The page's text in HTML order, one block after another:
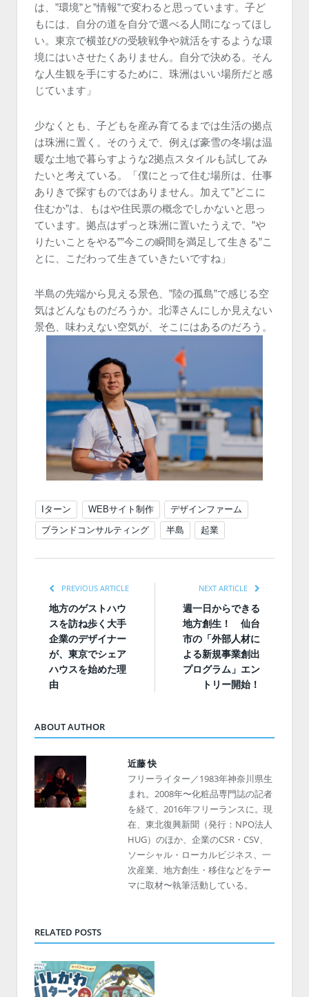
は、”環境”と”情報”で変わると思っています。子ど
もには、自分の道を自分で選べる人間になってほし
い。東京で横並びの受験戦争や就活をするような環
境にはいさせたくありません。自分で決める。そん
な人生観を手にするために、珠洲はいい場所だと感
じています」
少なくとも、子どもを産み育てるまでは生活の拠点
は珠洲に置く。そのうえで、例えば豪雪の冬場は温
暖な土地で暮らすような2拠点スタイルも試してみ
たいと考えている。「僕にとって住む場所は、仕事
ありきで探すものではありません。加えて”どこに
住むか”は、もはや住民票の概念でしかないと思っ
ています。拠点はずっと珠洲に置いたうえで、”や
りたいことをやる””今この瞬間を満足して生きる”こ
とに、こだわって生きていきたいですね」
半島の先端から見える景色、”陸の孤島”で感じる空
気はどんなものだろうか。北澤さんにしか見えない
景色、味わえない空気が、そこにはあるのだろう。
Iターン WEBサイト制作
デザインファーム
ブランドコンサルティング
半島 起業
PREVIOUS ARTICLE
地方のゲストハウ
スを訪ね歩く大手
企業のデザイナー
が、東京でシェア
ハウスを始めた理
由
NEXT ARTICLE
週一日からできる
地方創生！ 仙台
市の「外部人材に
よる新規事業創出
プログラム」エン
トリー開始！
ABOUT AUTHOR
近藤 快
フリーライター／1983年神奈川県生
まれ。2008年〜化粧品専門誌の記者
を経て、2016年フリーランスに。現
在、東北復興新聞（発行：NPO法人
HUG）のほか、企業のCSR・CSV、
ソーシャル・ローカルビジネス、一
次産業、地方創生・移住などをテー
マに取材〜執筆活動している。
RELATED POSTS